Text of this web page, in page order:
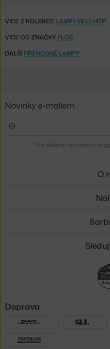
VÍCE Z KOLEKCE LAMPY BELLHOP
VÍCE OD ZNAČKY FLOS
DALŠÍ PŘENOSNÉ LAMPY
Novinky e-mailem
Přihlášením souhlasíte se
O
Doprava